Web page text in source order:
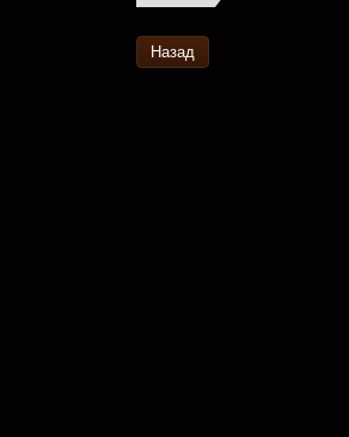
Назад